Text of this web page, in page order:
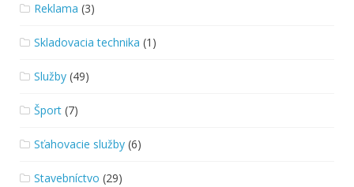
Reklama (3)
Skladovacia technika (1)
Služby (49)
Šport (7)
Sťahovacie služby (6)
Stavebníctvo (29)